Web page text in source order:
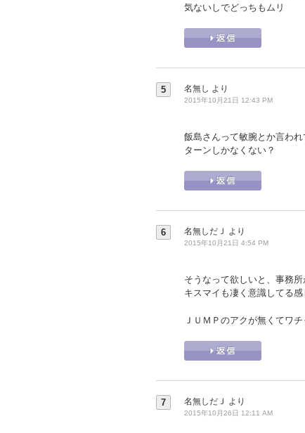
気ないしでどっちもムリ
5 名無し より
2015年10月21日 12:43 PM
飯島さんって敏腕とか言わ
ターンしかなくない？
6 名無しだＪ より
2015年10月21日 4:54 PM
そうなって欲しいと、事務
キスマイも凄く意識してる感
ＪＵＭＰのアクが無くてワ
7 名無しだＪ より
2015年10月26日 12:11 AM